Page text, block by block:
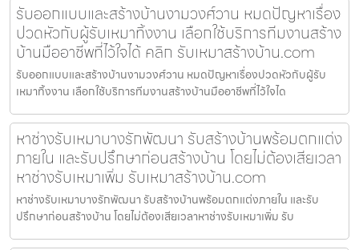
รับออกแบบและสร้างบ้านงามวงศ์วาน หมดปัญหาเรื่อง
ปวดหัวกับผู้รับเหมาทิ้งงาน เลือกใช้บริการทีมงานสร้าง
บ้านมืออาชีพที่ไว้ใจได้ คลิก รับเหมาสร้างบ้าน.com
รับออกแบบและสร้างบ้านงามวงศ์วาน หมดปัญหาเรื่องปวดหัวกับผู้รับ
เหมาทิ้งงาน เลือกใช้บริการทีมงานสร้างบ้านมืออาชีพที่ไว้ใจได
หาช่างรับเหมาบางรักพัฒนา รับสร้างบ้านพร้อมตกแต่ง
ภายใน และรับปรึกษาก่อนสร้างบ้าน โดยไม่ต้องเสียเวลา
หาช่างรับเหมาเพิ่ม รับเหมาสร้างบ้าน.com
หาช่างรับเหมาบางรักพัฒนา รับสร้างบ้านพร้อมตกแต่งภายใน และรับ
ปรึกษาก่อนสร้างบ้าน โดยไม่ต้องเสียเวลาหาช่างรับเหมาเพิ่ม รับ